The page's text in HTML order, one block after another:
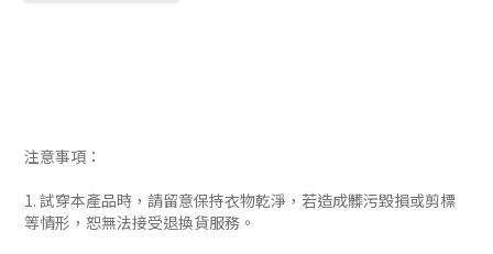
注意事項：
1. 試穿本產品時，請留意保持衣物乾淨，若造成髒污毀損或剪標
等情形，恕無法接受退換貨服務。